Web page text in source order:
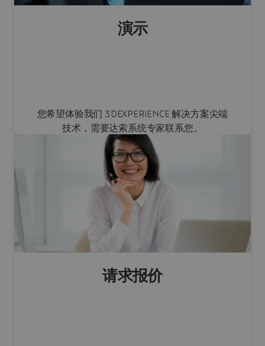
演示
您希望体验我们 3DEXPERIENCE 解决方案尖端
技术，需要达索系统专家联系您。
演示
请求报价